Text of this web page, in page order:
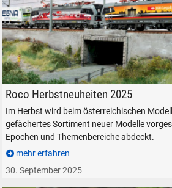
Roco Herbstneuheiten 2025
Roco Herbstneuheiten 2025
Im Herbst wird beim österreichischen
gefächertes Sortiment neuer Modelle
Epochen und Themenbereiche abdeckt.
mehr erfahren
30. September 2025
SUCHEN